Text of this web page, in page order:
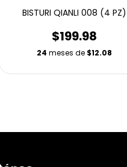
BISTURI QIANLI 008 (4 PZ)
$199.98
24 meses de $12.08